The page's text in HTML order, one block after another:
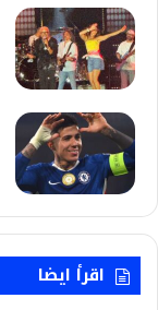
اقرأ ايضا